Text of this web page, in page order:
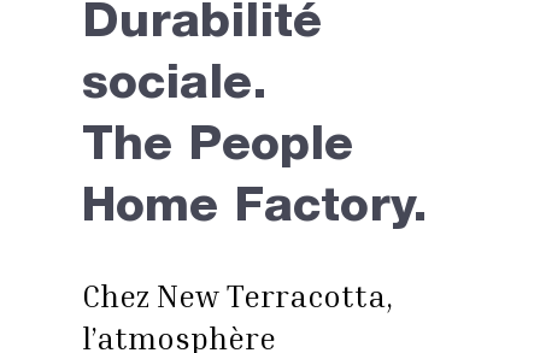
Durabilité
sociale.
The People
Home Factory.
Chez New Terracotta,
l’atmosphère